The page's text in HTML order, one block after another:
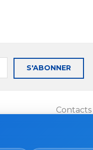
S'ABONNER
Contacts